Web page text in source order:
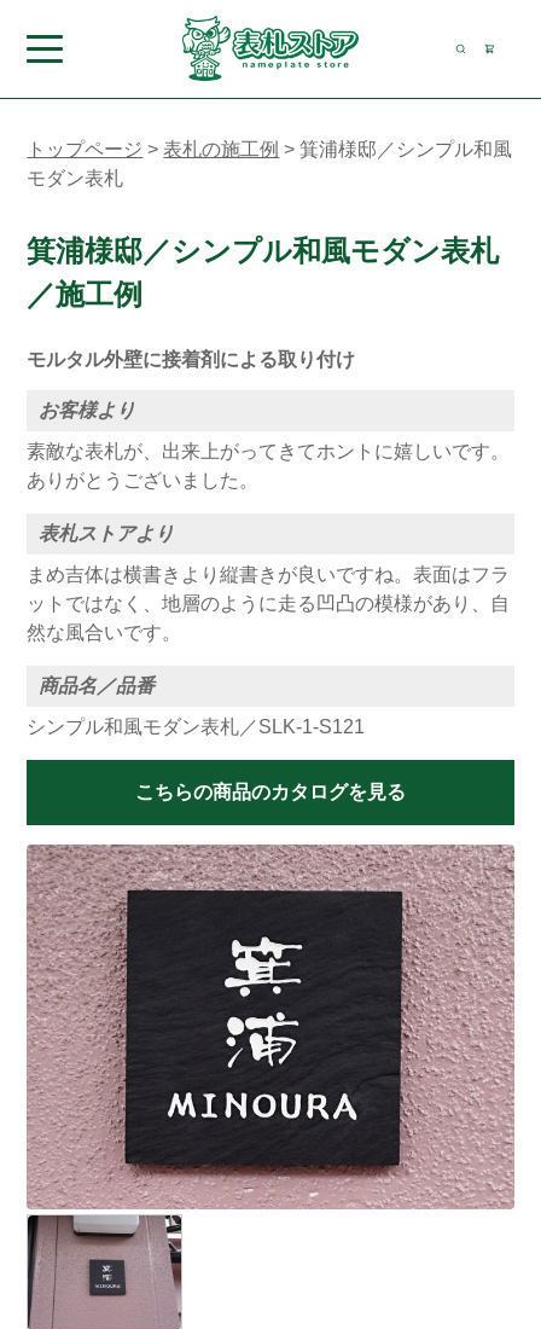
トップページ > 表札の施工例 > 箕浦様邸／シンプル和風
モダン表札
箕浦様邸／シンプル和風モダン表札
／施工例
モルタル外壁に接着剤による取り付け
お客様より
素敵な表札が、出来上がってきてホントに嬉しいです。
ありがとうございました。
表札ストアより
まめ吉体は横書きより縦書きが良いですね。表面はフラ
ットではなく、地層のように走る凹凸の模様があり、自
然な風合いです。
商品名／品番
シンプル和風モダン表札／SLK-1-S121
こちらの商品のカタログを見る